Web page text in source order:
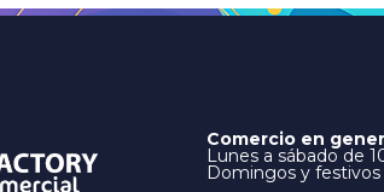
Comercio en
Lunes a sábado de
Domingos y